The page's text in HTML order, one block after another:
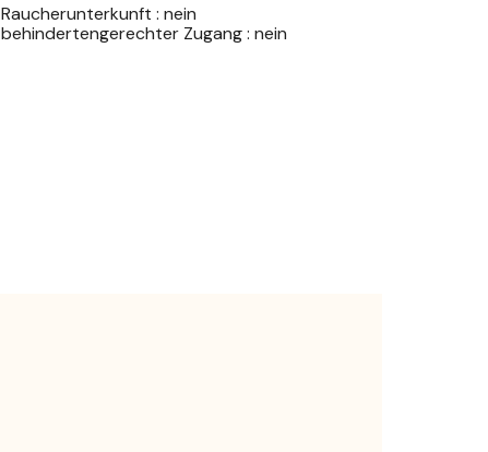
Raucherunterkunft : nein
behindertengerechter Zugang : nein